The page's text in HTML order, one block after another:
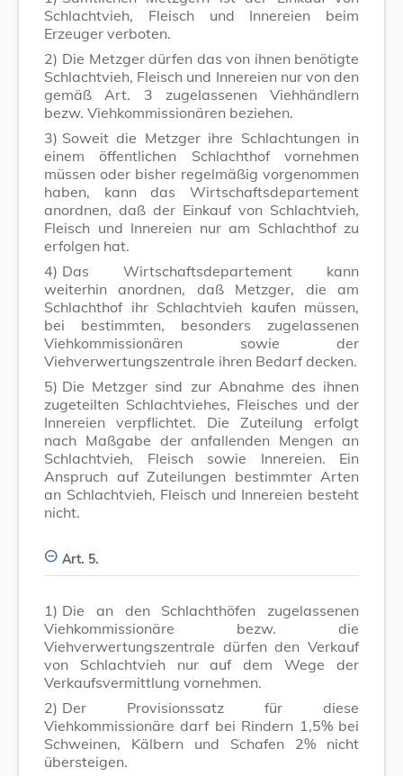
Schlachtvieh, Fleisch und Innereien beim
Erzeuger verboten.
2) Die Metzger dürfen das von ihnen benötigte
Schlachtvieh, Fleisch und Innereien nur von den
gemäß Art. 3 zugelassenen Viehhändlern
bezw. Viehkommissionären beziehen.
3) Soweit die Metzger ihre Schlachtungen in
einem öffentlichen Schlachthof vornehmen
müssen oder bisher regelmäßig vorgenommen
haben, kann das Wirtschaftsdepartement
anordnen, daß der Einkauf von Schlachtvieh,
Fleisch und Innereien nur am Schlachthof zu
erfolgen hat.
4) Das Wirtschaftsdepartement kann
weiterhin anordnen, daß Metzger, die am
Schlachthof ihr Schlachtvieh kaufen müssen,
bei bestimmten, besonders zugelassenen
Viehkommissionären sowie der
Viehverwertungszentrale ihren Bedarf decken.
5) Die Metzger sind zur Abnahme des ihnen
zugeteilten Schlachtviehes, Fleisches und der
Innereien verpflichtet. Die Zuteilung erfolgt
nach Maßgabe der anfallenden Mengen an
Schlachtvieh, Fleisch sowie Innereien. Ein
Anspruch auf Zuteilungen bestimmter Arten
an Schlachtvieh, Fleisch und Innereien besteht
nicht.
Art. 5.
1) Die an den Schlachthöfen zugelassenen
Viehkommissionäre bezw. die
Viehverwertungszentrale dürfen den Verkauf
von Schlachtvieh nur auf dem Wege der
Verkaufsvermittlung vornehmen.
2) Der Provisionssatz für diese
Viehkommissionäre darf bei Rindern 1,5% bei
Schweinen, Kälbern und Schafen 2% nicht
übersteigen.